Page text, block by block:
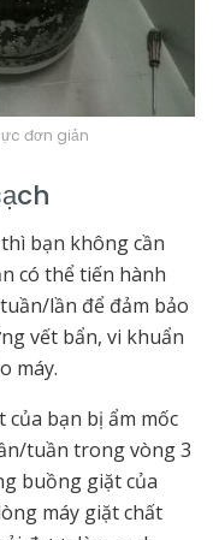
đơn giản
bạn không cần
có thể tiến hành
lần để đảm bảo
vết bẩn, vi khuẩn
máy.
bạn bị ẩm mốc
tuần trong vòng 3
buồng giặt của
máy giặt chất